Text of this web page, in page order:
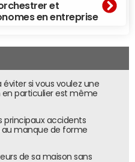
et
en entreprise
si vous voulez une
particulier est même
principaux accidents
au manque de forme
de sa maison sans